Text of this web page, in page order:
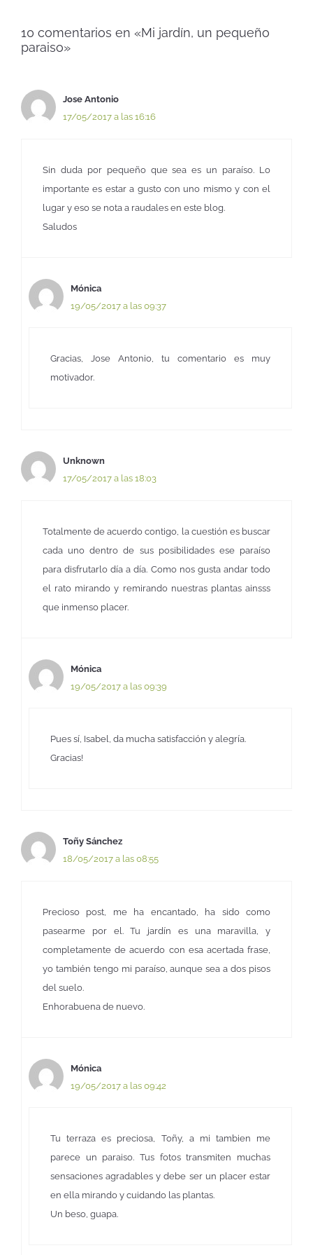
10 comentarios en «Mi jardín, un pequeño
paraiso»
Jose Antonio
17/05/2017 a las 16:16
Sin duda por pequeño que sea es un paraíso. Lo
importante es estar a gusto con uno mismo y con el
lugar y eso se nota a raudales en este blog.
Saludos
Mónica
19/05/2017 a las 09:37
Gracias, Jose Antonio, tu comentario es muy
motivador.
Unknown
17/05/2017 a las 18:03
Totalmente de acuerdo contigo, la cuestión es buscar
cada uno dentro de sus posibilidades ese paraíso
para disfrutarlo día a día. Como nos gusta andar todo
el rato mirando y remirando nuestras plantas ainsss
que inmenso placer.
Mónica
19/05/2017 a las 09:39
Pues sí, Isabel, da mucha satisfacción y alegría.
Gracias!
Toñy Sánchez
18/05/2017 a las 08:55
Precioso post, me ha encantado, ha sido como
pasearme por el. Tu jardín es una maravilla, y
completamente de acuerdo con esa acertada frase,
yo también tengo mi paraíso, aunque sea a dos pisos
del suelo.
Enhorabuena de nuevo.
Mónica
19/05/2017 a las 09:42
Tu terraza es preciosa, Toñy, a mi tambien me
parece un paraiso. Tus fotos transmiten muchas
sensaciones agradables y debe ser un placer estar
en ella mirando y cuidando las plantas.
Un beso, guapa.